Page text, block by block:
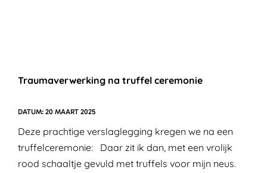
Traumaverwerking na truffel ceremonie
20 MAART 2025
Deze prachtige verslaglegging kregen we na een
truffelceremonie: Daar zit ik dan, met een vrolijk
rood schaaltje gevuld met truffels voor mijn neus.